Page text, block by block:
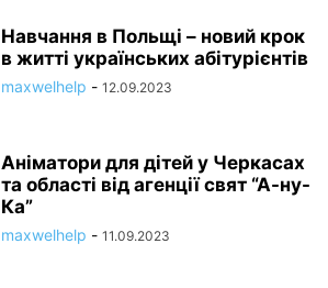
Навчання в Польщі – новий крок
в житті українських абітурієнтів
maxwelhelp - 12.09.2023
Аніматори для дітей у Черкасах
та області від агенції свят “А-ну-
Ка”
maxwelhelp - 11.09.2023